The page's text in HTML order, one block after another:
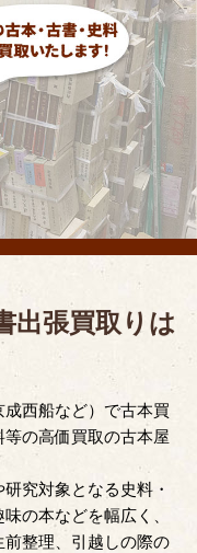
出張買取りは
西船など）で古本買
の高価買取の古本屋
究対象となる史料・
の本などを幅広く、
整理、引越しの際の